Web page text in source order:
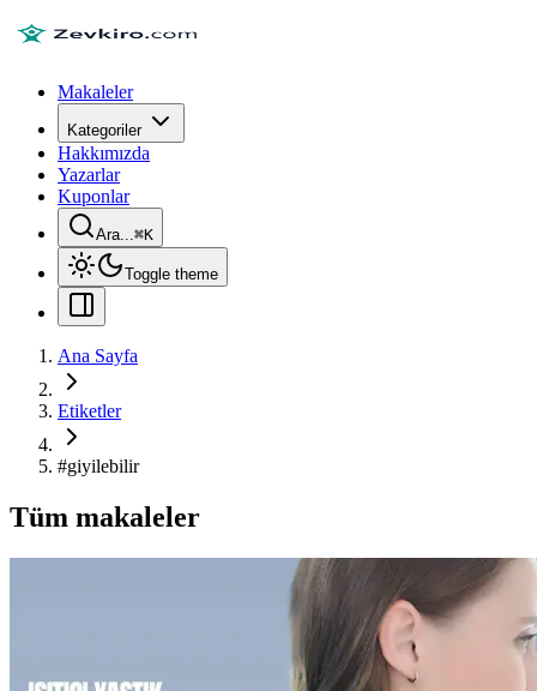
Makaleler
Kategoriler
Hakkımızda
Yazarlar
Kuponlar
Ara...⌘K
Toggle theme
Ana Sayfa
Etiketler
#giyilebilir
Tüm makaleler